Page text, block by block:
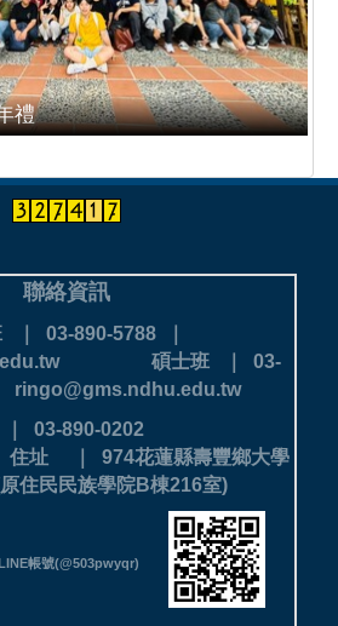
禮
聯絡資訊
｜ 03-890-5788 ｜
碩士班 ｜ 03-
ringo@gms.ndhu.edu.tw
03-890-0202
住址 ｜ 974花蓮縣壽豐鄉大學
住民民族學院B棟216室)
帳號(@503pwyqr)